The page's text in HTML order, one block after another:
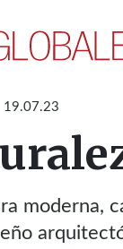
19.07.23
moderna,